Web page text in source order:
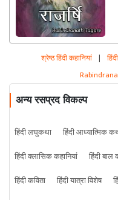
श्रेष्ठ हिंदी कहानियां |
अन्य रसप्रद विकल्प
हिंदी लघुकथा हिंदी आध्यात्मिक
हिंदी क्लासिक कहानियां
हिंदी
हिंदी कविता
हिंदी यात्रा विशेष